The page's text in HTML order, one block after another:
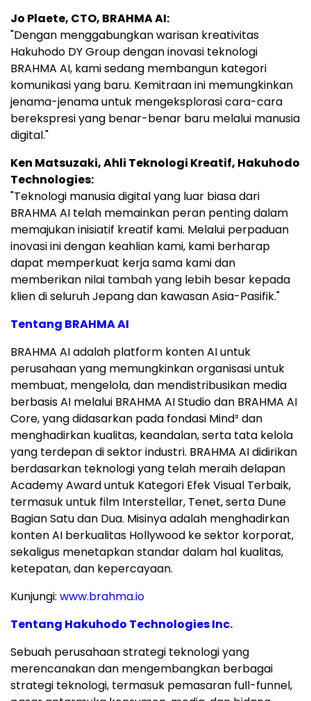
Jo Plaete, CTO, BRAHMA AI:
"Dengan menggabungkan warisan kreativitas
Hakuhodo DY Group dengan inovasi teknologi
BRAHMA AI, kami sedang membangun kategori
komunikasi yang baru. Kemitraan ini memungkinkan
jenama-jenama untuk mengeksplorasi cara-cara
berekspresi yang benar-benar baru melalui manusia
digital."
Ken Matsuzaki, Ahli Teknologi Kreatif, Hakuhodo
Technologies:
"Teknologi manusia digital yang luar biasa dari
BRAHMA AI telah memainkan peran penting dalam
memajukan inisiatif kreatif kami. Melalui perpaduan
inovasi ini dengan keahlian kami, kami berharap
dapat memperkuat kerja sama kami dan
memberikan nilai tambah yang lebih besar kepada
klien di seluruh Jepang dan kawasan Asia-Pasifik."
Tentang BRAHMA AI
BRAHMA AI adalah platform konten AI untuk
perusahaan yang memungkinkan organisasi untuk
membuat, mengelola, dan mendistribusikan media
berbasis AI melalui BRAHMA AI Studio dan BRAHMA AI
Core, yang didasarkan pada fondasi Mind² dan
menghadirkan kualitas, keandalan, serta tata kelola
yang terdepan di sektor industri. BRAHMA AI didirikan
berdasarkan teknologi yang telah meraih delapan
Academy Award untuk Kategori Efek Visual Terbaik,
termasuk untuk film Interstellar, Tenet, serta Dune
Bagian Satu dan Dua. Misinya adalah menghadirkan
konten AI berkualitas Hollywood ke sektor korporat,
sekaligus menetapkan standar dalam hal kualitas,
ketepatan, dan kepercayaan.
Kunjungi: www.brahma.io
Tentang Hakuhodo Technologies Inc.
Sebuah perusahaan strategi teknologi yang
merencanakan dan mengembangkan berbagai
strategi teknologi, termasuk pemasaran full-funnel,